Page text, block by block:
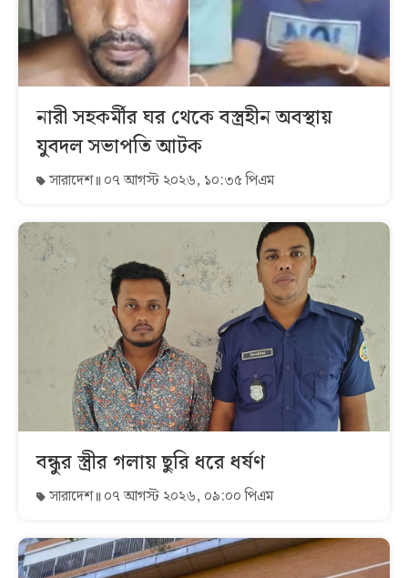
নারী সহকর্মীর ঘর থেকে বস্ত্রহীন অবস্থায়
যুবদল সভাপতি আটক
সারাদেশ ০৭ আগস্ট ২০২৬, ১০:৩৫ পিএম
বন্ধুর স্ত্রীর গলায় ছুরি ধরে ধর্ষণ
সারাদেশ ০৭ আগস্ট ২০২৬, ০৯:০০ পিএম